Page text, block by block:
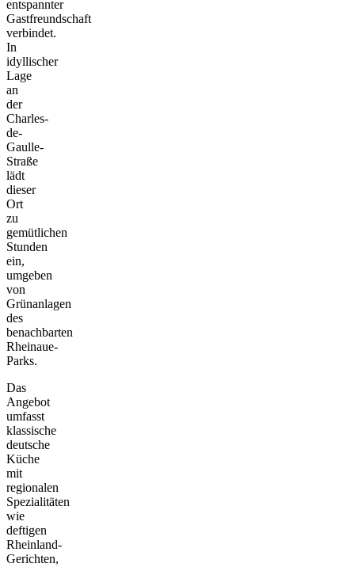
entspannter
Gastfreundschaft
verbindet.
In
idyllischer
Lage
an
der
Charles-
de-
Gaulle-
Straße
lädt
dieser
Ort
zu
gemütlichen
Stunden
ein,
umgeben
von
Grünanlagen
des
benachbarten
Rheinaue-
Parks.
Das
Angebot
umfasst
klassische
deutsche
Küche
mit
regionalen
Spezialitäten
wie
deftigen
Rheinland-
Gerichten,